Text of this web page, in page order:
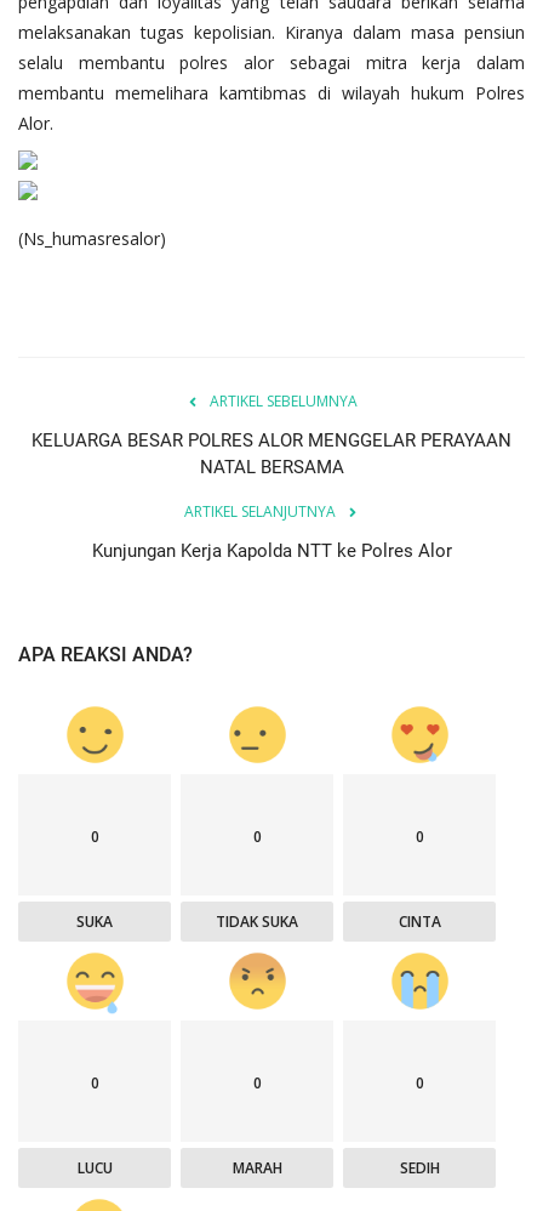
melaksanakan tugas kepolisian. Kiranya dalam masa pensiun
selalu membantu polres alor sebagai mitra kerja dalam
membantu memelihara kamtibmas di wilayah hukum Polres
Alor.
(Ns_humasresalor)
ARTIKEL SEBELUMNYA
KELUARGA BESAR POLRES ALOR MENGGELAR PERAYAAN
NATAL BERSAMA
ARTIKEL SELANJUTNYA
Kunjungan Kerja Kapolda NTT ke Polres Alor
APA REAKSI ANDA?
0
SUKA
0
TIDAK SUKA
0
CINTA
0
LUCU
0
MARAH
0
SEDIH